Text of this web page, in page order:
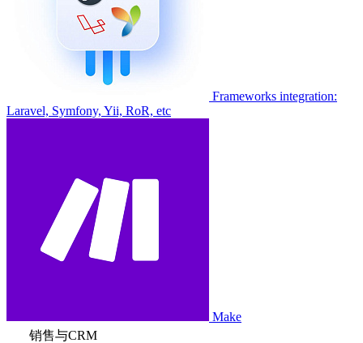
Frameworks integration:
Laravel, Symfony, Yii, RoR, etc
Make
销售与CRM